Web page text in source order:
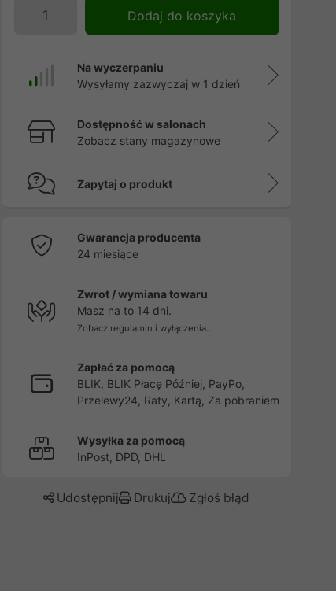
Dodaj do koszyka
Na wyczerpaniu
Wysyłamy zazwyczaj w 1 dzień
Dostępność w salonach
Zobacz stany magazynowe
Zapytaj o produkt
Gwarancja producenta
24 miesiące
Zwrot / wymiana towaru
Masz na to 14 dni.
Zobacz regulamin i wyłączenia...
Zapłać za pomocą
BLIK, BLIK Płacę Później, PayPo,
Przelewy24, Raty, Kartą, Za pobraniem
Wysyłka za pomocą
InPost, DPD, DHL
Udostępnij Drukuj Zgłoś błąd